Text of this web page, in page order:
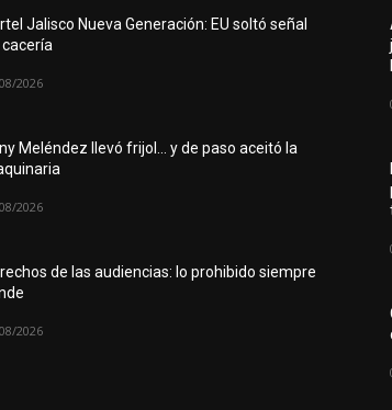
Jalisco Nueva Generación: EU soltó señal
2026
Meléndez llevó frijol… y de paso aceitó la
2026
de las audiencias: lo prohibido siempre
2026